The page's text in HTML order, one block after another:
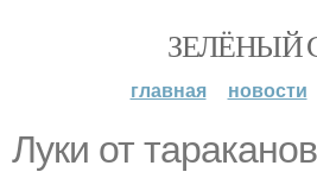
ЗЕЛЁНЫЙ
главная новости
Луки от тараканов